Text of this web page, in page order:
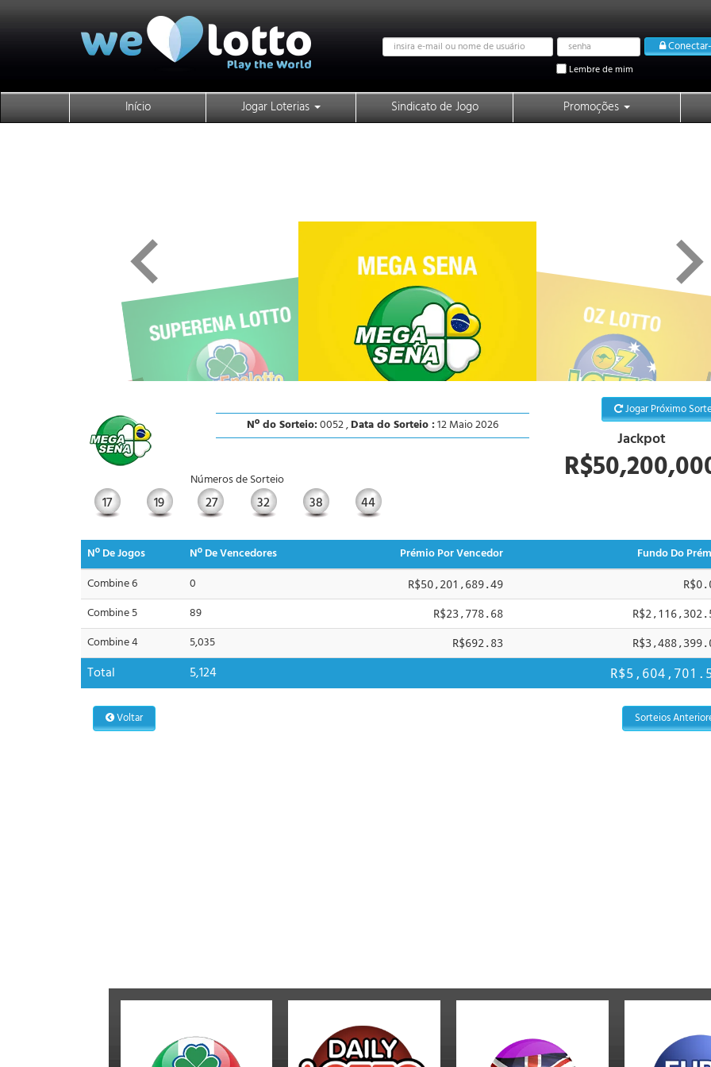
Email
address
Password
Lembre de mim
Início Jogar Loterias Sindicato de Jogo Promoções
Nº do Sorteio:0052 ,Data do Sorteio :12 Maio 2026
Números de Sorteio
17 19 27 32 38 44
Jogar Próximo
Jackpot
Nº De Jogos Nº De Vencedores Prémio Por Vencedor
Fundo Do
Combine 6
0 R$50,201,689.49
Combine 5 89 R$23,778.68
Combine 4 5,035 R$692.83
Total 5,124
Voltar Sorteios